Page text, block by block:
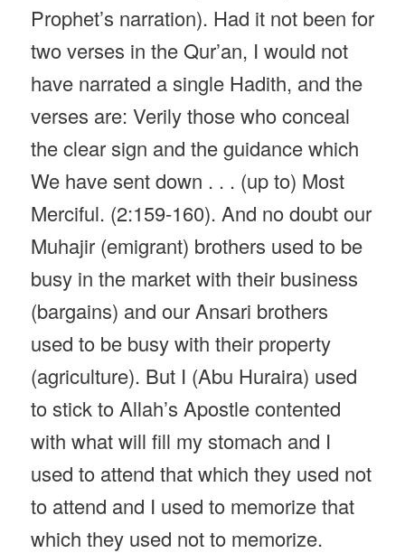
Prophet’s narration). Had it not been for
two verses in the Qur’an, I would not
have narrated a single Hadith, and the
verses are: Verily those who conceal
the clear sign and the guidance which
We have sent down . . . (up to) Most
Merciful. (2:159-160). And no doubt our
Muhajir (emigrant) brothers used to be
busy in the market with their business
(bargains) and our Ansari brothers
used to be busy with their property
(agriculture). But I (Abu Huraira) used
to stick to Allah’s Apostle contented
with what will fill my stomach and I
used to attend that which they used not
to attend and I used to memorize that
which they used not to memorize.